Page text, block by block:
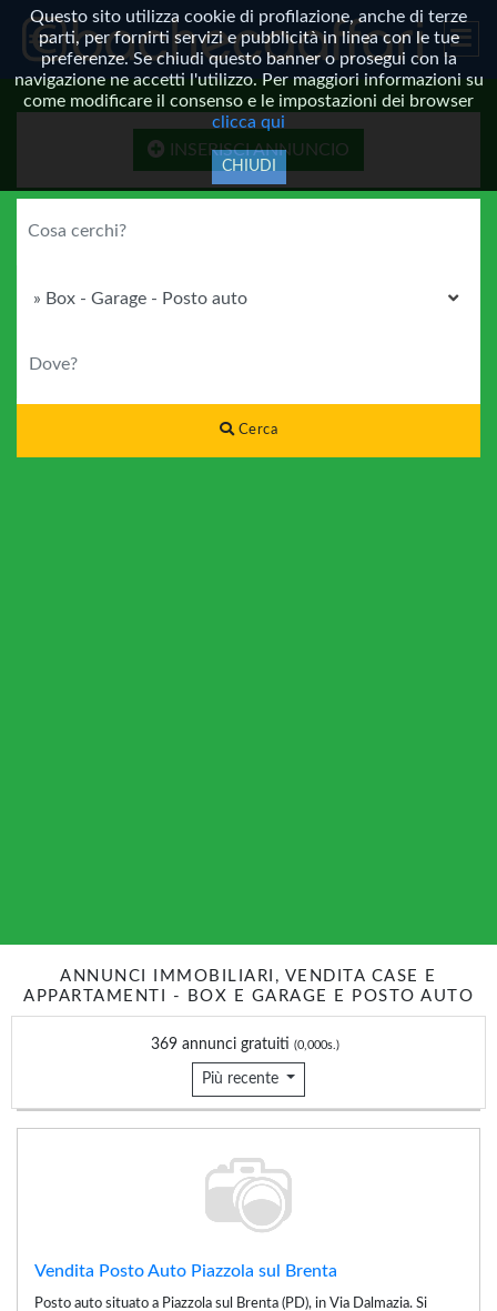
Questo sito utilizza cookie di profilazione, anche di terze
parti, per fornirti servizi e pubblicità in linea con le tue
preferenze. Se chiudi questo banner o prosegui con la
navigazione ne accetti l'utilizzo. Per maggiori informazioni su
come modificare il consenso e le impostazioni dei browser
clicca qui
CHIUDI
INSERISCI ANNUNCIO
Cerca
ANNUNCI IMMOBILIARI, VENDITA CASE E
APPARTAMENTI - BOX E GARAGE E POSTO AUTO
369 annunci gratuiti (0,000s.)
Più recente
Vendita Posto Auto Piazzola sul Brenta
Posto auto situato a Piazzola sul Brenta (PD), in Via Dalmazia. Si